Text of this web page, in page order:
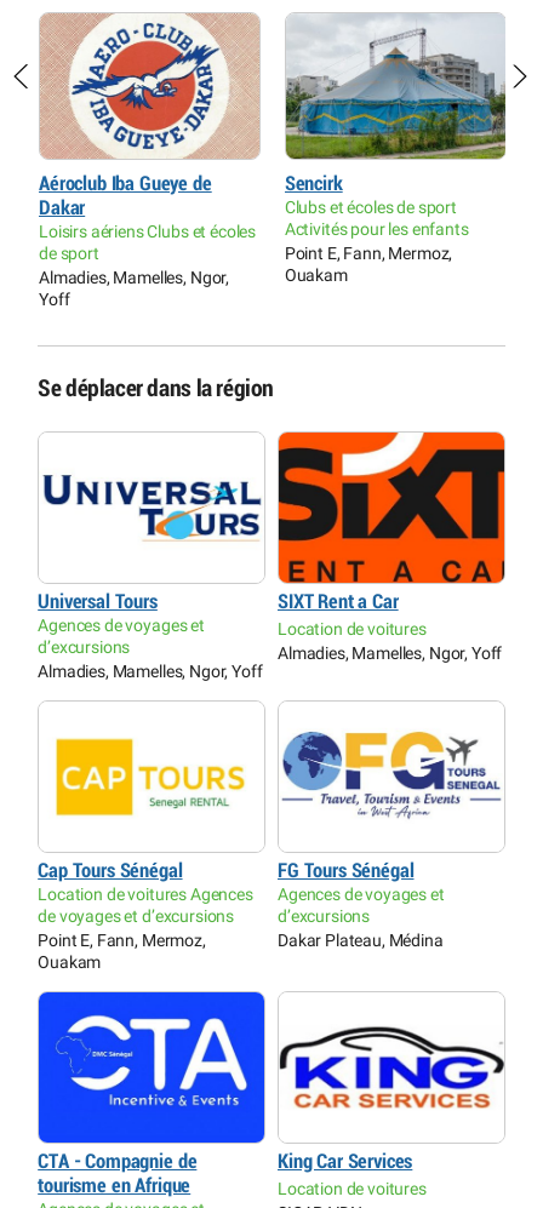
Aéroclub Iba Gueye de
Dakar
Loisirs aériens Clubs et écoles
de sport
Almadies, Mamelles, Ngor,
Yoff
Sencirk
Clubs et écoles de sport
Activités pour les enfants
Point E, Fann, Mermoz,
Ouakam
Se déplacer dans la région
Universal Tours
Agences de voyages et
d’excursions
Almadies, Mamelles, Ngor, Yoff
SIXT Rent a Car
Location de voitures
Almadies, Mamelles, Ngor, Yoff
Cap Tours Sénégal
Location de voitures Agences
de voyages et d’excursions
Point E, Fann, Mermoz,
Ouakam
FG Tours Sénégal
Agences de voyages et
d’excursions
Dakar Plateau, Médina
CTA - Compagnie de
tourisme en Afrique
King Car Services
Location de voitures